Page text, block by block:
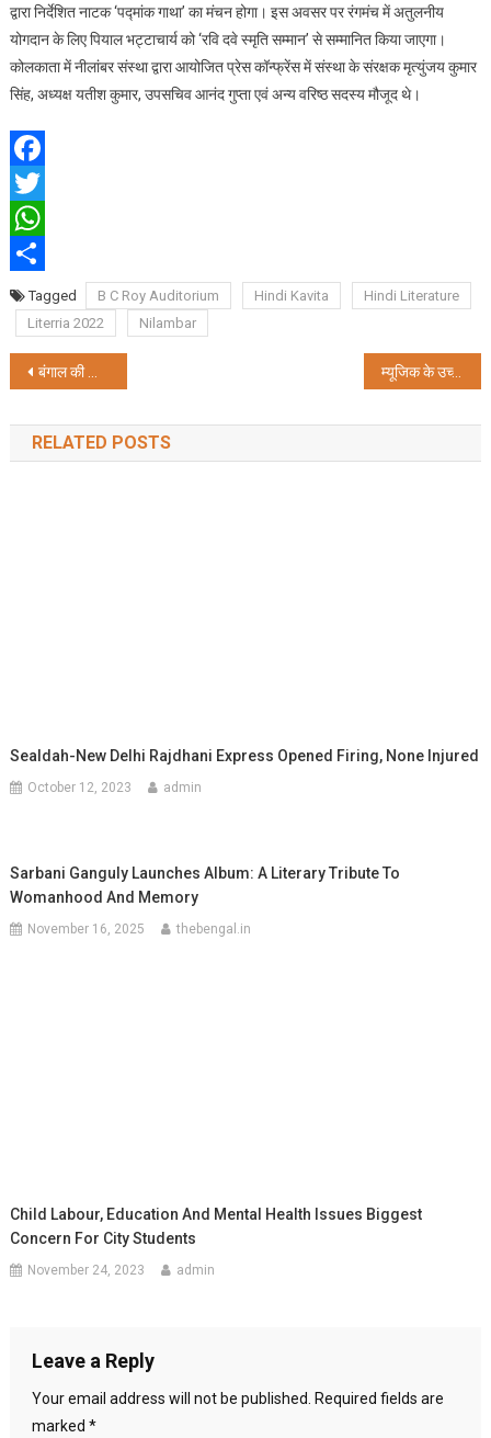
द्वारा निर्देशित नाटक ‘पद्मांक गाथा’ का मंचन होगा। इस अवसर पर रंगमंच में अतुलनीय
योगदान के लिए पियाल भट्टाचार्य को ‘रवि दवे स्मृति सम्मान’ से सम्मानित किया जाएगा।
कोलकाता में नीलांबर संस्था द्वारा आयोजित प्रेस कॉन्फ्रेंस में संस्था के संरक्षक मृत्युंजय कुमार
सिंह, अध्यक्ष यतीश कुमार, उपसचिव आनंद गुप्ता एवं अन्य वरिष्ठ सदस्य मौजूद थे।
Facebook
Twitter
WhatsApp
ShareTagged B C Roy Auditorium Hindi Kavita
Hindi Literature
Literria 2022
Nilambar
Post
navigation
बंगाल की खाड़ी में बना एक और चक्रवात, बढ़ेगी ठंड म्यूजिक के उच्च स्तर “इटरनल साउंड्स” की ग्रैंड लॉन्चिंग
RELATED POSTS
Sealdah-New Delhi Rajdhani Express Opened Firing, None Injured
October 12, 2023 admin
Sarbani Ganguly Launches Album: A Literary Tribute To
Womanhood And Memory
November 16, 2025 thebengal.in
Child Labour, Education And Mental Health Issues Biggest
Concern For City Students
November 24, 2023 admin
Leave a Reply
Your email address will not be published.
Required fields are
marked *